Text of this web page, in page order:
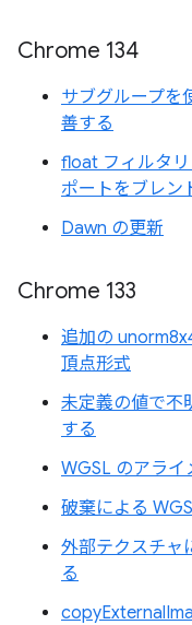
Chrome 134
サブグループを
善する
float フィルタ
ポートをブレン
Dawn の更新
Chrome 133
追加の
頂点形式
未定義の値で不
する
WGSL のアラ
破棄による
外部テクスチャ
る